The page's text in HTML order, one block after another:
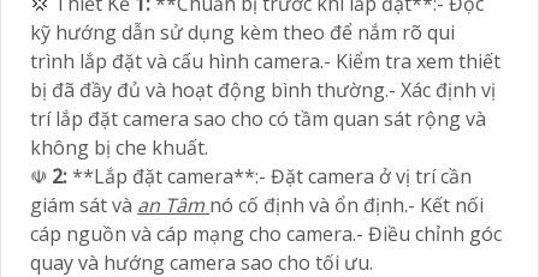
kỹ hướng dẫn sử dụng kèm theo để nắm rõ qui
trình lắp đặt và cấu hình camera.- Kiểm tra xem thiết
bị đã đầy đủ và hoạt động bình thường.- Xác định vị
trí lắp đặt camera sao cho có tầm quan sát rộng và
không bị che khuất.
☫ 2:**Lắp đặt camera**:- Đặt camera ở vị trí cần
giám sát và an Tâm nó cố định và ổn định.- Kết nối
cáp nguồn và cáp mạng cho camera.- Điều chỉnh góc
quay và hướng camera sao cho tối ưu.